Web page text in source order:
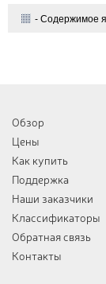
- Содержимое
Обзор
Цены
Как купить
Поддержка
Наши заказчики
Классификаторы
Обратная связь
Контакты